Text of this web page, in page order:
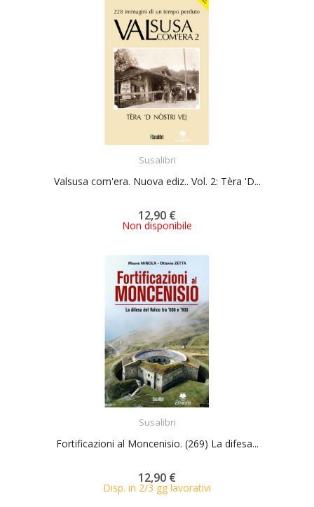
Susalibri
Valsusa com'era. Nuova ediz.. Vol. 2: Tèra 'D...
12,90 €
Non disponibile
Susalibri
Fortificazioni al Moncenisio. (269) La difesa...
12,90 €
Disp. in 2/3 gg lavorativi